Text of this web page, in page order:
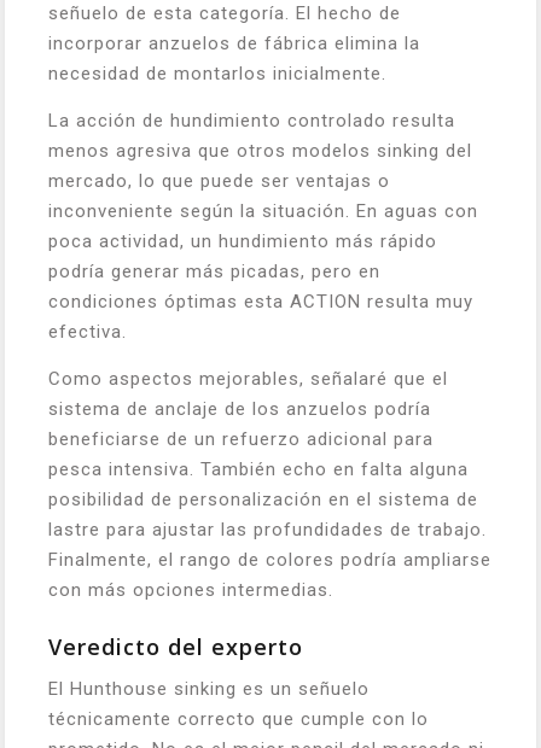
señuelo de esta categoría. El hecho de
incorporar anzuelos de fábrica elimina la
necesidad de montarlos inicialmente.
La acción de hundimiento controlado resulta
menos agresiva que otros modelos sinking del
mercado, lo que puede ser ventajas o
inconveniente según la situación. En aguas con
poca actividad, un hundimiento más rápido
podría generar más picadas, pero en
condiciones óptimas esta ACTION resulta muy
efectiva.
Como aspectos mejorables, señalaré que el
sistema de anclaje de los anzuelos podría
beneficiarse de un refuerzo adicional para
pesca intensiva. También echo en falta alguna
posibilidad de personalización en el sistema de
lastre para ajustar las profundidades de trabajo.
Finalmente, el rango de colores podría ampliarse
con más opciones intermedias.
Veredicto del experto
El Hunthouse sinking es un señuelo
técnicamente correcto que cumple con lo